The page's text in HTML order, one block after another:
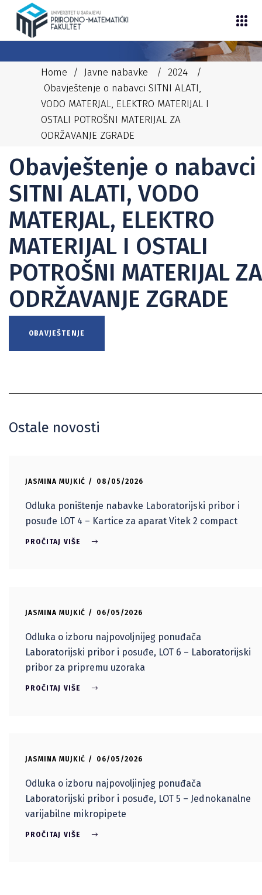
Home / Javne nabavke /2024
/
Obavještenje o nabavci SITNI ALATI,
VODO MATERJAL, ELEKTRO MATERIJAL I
OSTALI POTROŠNI MATERIJAL ZA
ODRŽAVANJE ZGRADE
26/02/2024
JASMINA MUJKIĆ
JAVNE NABAVKE, OTVORENI POSTUPAK 2024
Obavještenje o nabavci
SITNI ALATI, VODO
MATERJAL, ELEKTRO
MATERIJAL I OSTALI
POTROŠNI MATERIJAL ZA
ODRŽAVANJE ZGRADE
OBAVJEŠTENJE
Ostale novosti
JASMINA MUJKIĆ 08/05/2026
Odluka poništenje nabavke Laboratorijski pribor i
posuđe LOT 4 – Kartice za aparat Vitek 2 compact
PROČITAJ VIŠE
JASMINA MUJKIĆ 06/05/2026
Odluka o izboru najpovoljnijeg ponuđača
Laboratorijski pribor i posuđe, LOT 6 – Laboratorijski
pribor za pripremu uzoraka
PROČITAJ VIŠE
JASMINA MUJKIĆ 06/05/2026
Odluka o izboru najpovoljinjeg ponuđača
Laboratorijski pribor i posuđe, LOT 5 – Jednokanalne
varijabilne mikropipete
PROČITAJ VIŠE